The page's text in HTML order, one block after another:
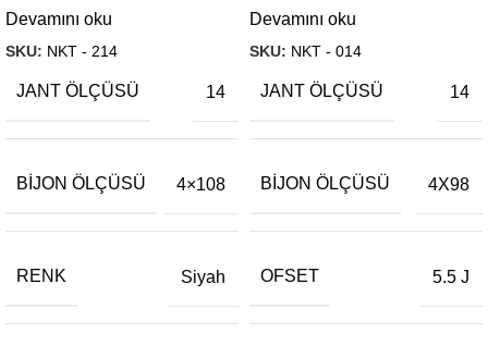
Devamını oku
SKU: NKT - 214
JANT ÖLÇÜSÜ 14
BIJON ÖLÇÜSÜ 4×108
RENK Siyah
Devamını oku
SKU: NKT - 014
JANT ÖLÇÜSÜ 14
BIJON ÖLÇÜSÜ 4X98
OFSET 5.5 J